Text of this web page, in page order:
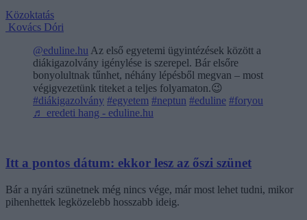
Közoktatás
Kovács Dóri
@eduline.hu Az első egyetemi ügyintézések között a
diákigazolvány igénylése is szerepel. Bár elsőre
bonyolultnak tűnhet, néhány lépésből megvan – most
végigvezetünk titeket a teljes folyamaton.😉
#diákigazolvány #egyetem #neptun #eduline #foryou
♬ eredeti hang - eduline.hu
Itt a pontos dátum: ekkor lesz az őszi szünet
Bár a nyári szünetnek még nincs vége, már most lehet tudni, mikor
pihenhettek legközelebb hosszabb ideig.